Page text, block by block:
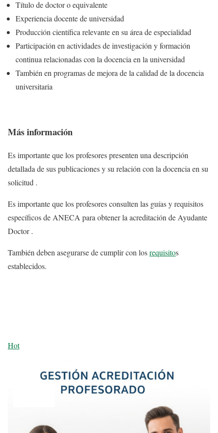
Título de doctor o equivalente
Experiencia docente de universidad
Producción científica relevante en su área de especialidad
Participación en actividades de investigación y formación
continua relacionadas con la docencia en la universidad
También en programas de mejora de la calidad de la docencia
universitaria
Más información
Es importante que los profesores presenten una descripción
detallada de sus publicaciones y su relación con la docencia en su
solicitud .
Es importante que los profesores consulten las guías y requisitos
específicos de ANECA para obtener la acreditación de Ayudante
Doctor .
También deben asegurarse de cumplir con losrequisitos
establecidos.
Hot